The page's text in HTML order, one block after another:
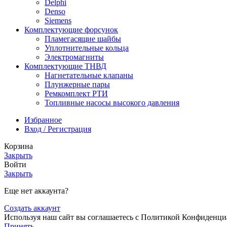
Delphi
Denso
Siemens
Комплектующие форсунок
Пламегасящие шайбы
Уплотнительные кольца
Электромагниты
Комплектующие ТНВД
Нагнетательные клапаны
Плунжерные пары
Ремкомплект РТИ
Топливные насосы высокого давления
Избранное
Вход / Регистрация
Корзина
Закрыть
Войти
Закрыть
Еще нет аккаунта?
Создать аккаунт
Используя наш сайт вы соглашаетесь с Политикой